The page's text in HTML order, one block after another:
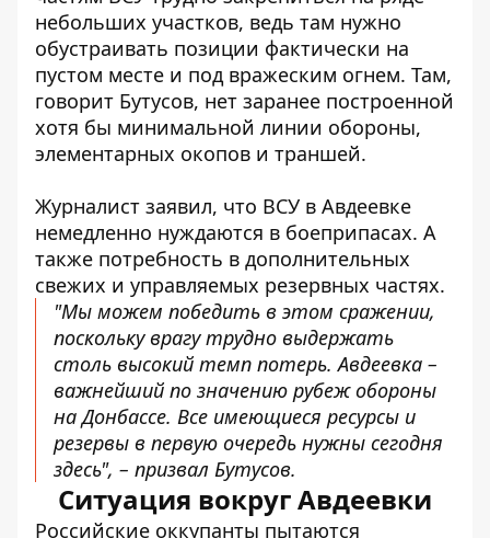
небольших участков, ведь там нужно
обустраивать позиции фактически на
пустом месте и под вражеским огнем. Там,
говорит Бутусов, нет заранее построенной
хотя бы минимальной линии обороны,
элементарных окопов и траншей.
Журналист заявил, что ВСУ в Авдеевке
немедленно нуждаются в боеприпасах. А
также потребность в дополнительных
свежих и управляемых резервных частях.
"Мы можем победить в этом сражении,
поскольку врагу трудно выдержать
столь высокий темп потерь. Авдеевка –
важнейший по значению рубеж обороны
на Донбассе. Все имеющиеся ресурсы и
резервы в первую очередь нужны сегодня
здесь", – призвал Бутусов.
Ситуация вокруг Авдеевки
Российские оккупанты пытаются